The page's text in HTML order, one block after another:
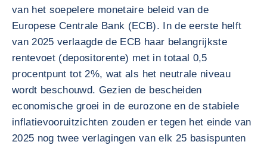
van het soepelere monetaire beleid van de
Europese Centrale Bank (ECB). In de eerste helft
van 2025 verlaagde de ECB haar belangrijkste
rentevoet (depositorente) met in totaal 0,5
procentpunt tot 2%, wat als het neutrale niveau
wordt beschouwd. Gezien de bescheiden
economische groei in de eurozone en de stabiele
inflatievooruitzichten zouden er tegen het einde van
2025 nog twee verlagingen van elk 25 basispunten